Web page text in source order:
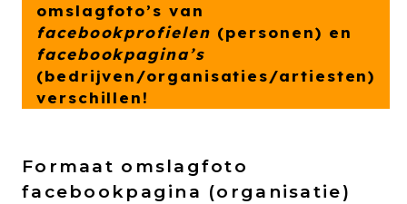
omslagfoto’s van
facebookprofielen (personen) en
facebookpagina’s
(bedrijven/organisaties/artiesten)
verschillen!
Formaat omslagfoto
facebookpagina (organisatie)